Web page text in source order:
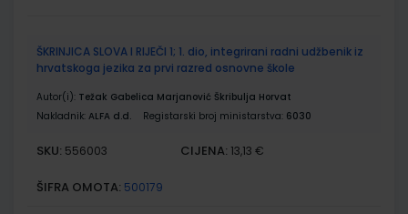
proizvodi
ŠKRINJICA SLOVA I RIJEČI 1; 1. dio, integrirani radni udžbenik iz
hrvatskoga jezika za prvi razred osnovne škole
Autor(i): Težak Gabelica Marjanović Škribulja Horvat
Nakladnik: ALFA d.d. Registarski broj ministarstva: 6030
SKU: 556003 CIJENA: 13,13 €
ŠIFRA OMOTA: 500179